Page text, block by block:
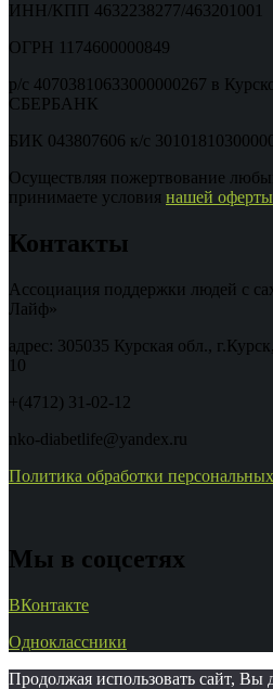
ИНН/КПП 4632238277/463201001
ОГРН 1174600000849
р/с 40703810633000000267 в
СБЕРБАНК
БИК 043807606 к/с
Осуществляя пожертвование
принимаете условия нашей оферты
Контакты
Ассоциация поддержки людей с
Лайф»
адрес: 305035 Курская обл.,
10
+(4712) 31-02-12
nko-diabetlife@yandex.ru
Политика обработки
Мы в соцсетях
ВКонтакте
Одноклассники
Продолжая использовать сайт, Вы